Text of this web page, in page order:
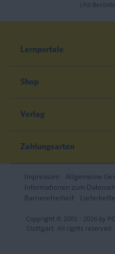
(Ab
Lernportale
Shop
Verlag
Zahlungsarten
Impressum
Allgemeine
Informationen zum
Barrierefreiheit
Lieferkette
Copyright © 2001 - 2026 by
Stuttgart. All rights reserved.